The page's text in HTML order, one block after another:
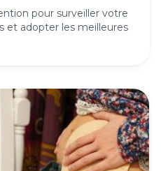
pour surveiller votre
et adopter les meilleures